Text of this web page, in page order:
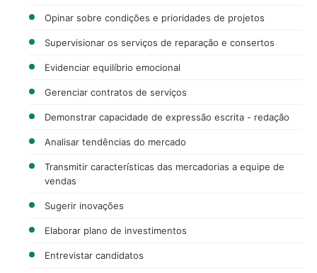
Opinar sobre condições e prioridades de projetos
Supervisionar os serviços de reparação e consertos
Evidenciar equilíbrio emocional
Gerenciar contratos de serviços
Demonstrar capacidade de expressão escrita - redação
Analisar tendências do mercado
Transmitir características das mercadorias a equipe de
vendas
Sugerir inovações
Elaborar plano de investimentos
Entrevistar candidatos